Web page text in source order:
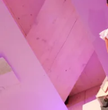
Future City, en
gå så tyst som
regnvatten till
solceller på
ljudnivåerna i
av växter, för att
knytpunkten för